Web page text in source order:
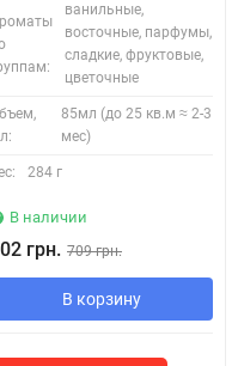
ванильные,
восточные, парфумы,
сладкие, фруктовые,
цветочные
85мл (до 25 кв.м ≈ 2-3
мес)
284 г
В наличии
грн. 709 грн.
В корзину